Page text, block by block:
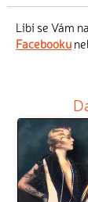
Líbí se Vám
Facebooku